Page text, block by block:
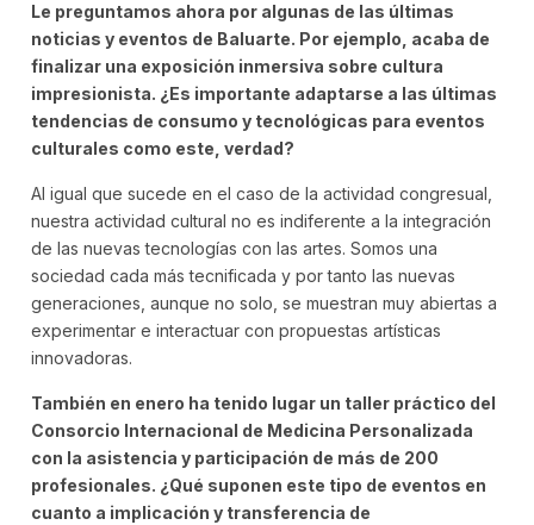
Le preguntamos ahora por algunas de las últimas
noticias y eventos de Baluarte. Por ejemplo, acaba de
finalizar una exposición inmersiva sobre cultura
impresionista. ¿Es importante adaptarse a las últimas
tendencias de consumo y tecnológicas para eventos
culturales como este, verdad?
Al igual que sucede en el caso de la actividad congresual,
nuestra actividad cultural no es indiferente a la integración
de las nuevas tecnologías con las artes. Somos una
sociedad cada más tecnificada y por tanto las nuevas
generaciones, aunque no solo, se muestran muy abiertas a
experimentar e interactuar con propuestas artísticas
innovadoras.
También en enero ha tenido lugar un taller práctico del
Consorcio Internacional de Medicina Personalizada
con la asistencia y participación de más de 200
profesionales. ¿Qué suponen este tipo de eventos en
cuanto a implicación y transferencia de